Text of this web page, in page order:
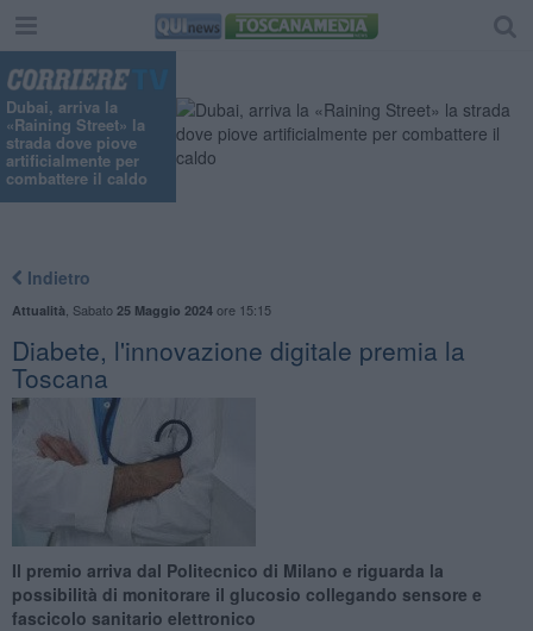
Dubai, arriva la
«Raining Street» la
strada dove piove
artificialmente per
combattere il caldo
Indietro
Attualità Sabato 25 Maggio 2024ore 15:15
Diabete, l'innovazione digitale premia la
Toscana
Il premio arriva dal Politecnico di Milano e riguarda la
possibilità di monitorare il glucosio collegando sensore e
fascicolo sanitario elettronico